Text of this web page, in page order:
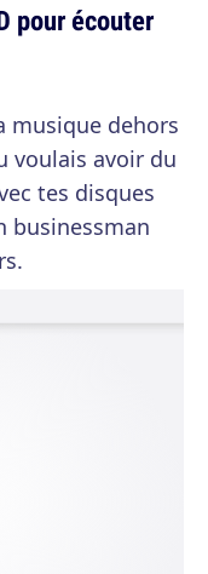
pour écouter
musique dehors
voulais avoir du
tes disques
businessman